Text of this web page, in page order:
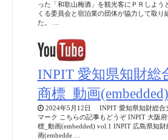
った「和歌山梅酒」を観光客にＰＲしよう
くる委員会と宿泊業の団体が協力して取り
た。 …
INPIT 愛知県知財総
商標_動画
2024年5月12日 INPIT 愛知県知財総合
マーク こちらの記事もどうぞ INPIT 大阪
標_動画(embedded) vol.1 INPIT 広島県知
画(embedde …